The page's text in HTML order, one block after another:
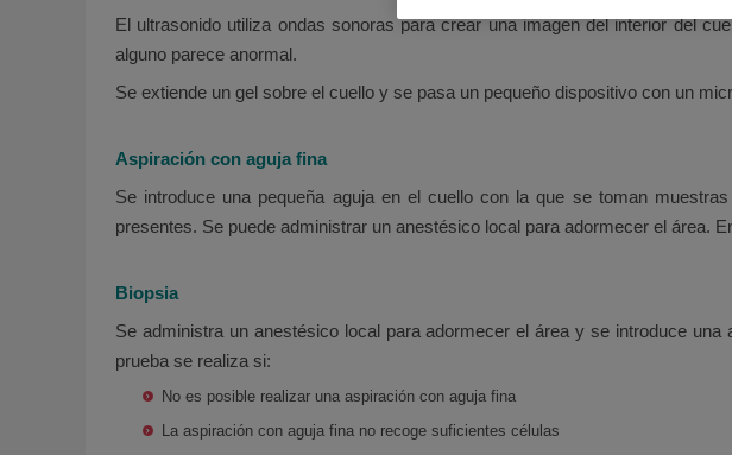
El ultrasonido utiliza ondas sonoras para crear una imagen del interior del
alguno parece anormal.
Se extiende un gel sobre el cuello y se pasa un pequeño dispositivo con un
Aspiración con aguja fina
Se introduce una pequeña aguja en el cuello con la que se toman
presentes. Se puede administrar un anestésico local para adormecer el área.
Biopsia
Se administra un anestésico local para adormecer el área y se introduce
prueba se realiza si:
No es posible realizar una aspiración con aguja fina
La aspiración con aguja fina no recoge suficientes células